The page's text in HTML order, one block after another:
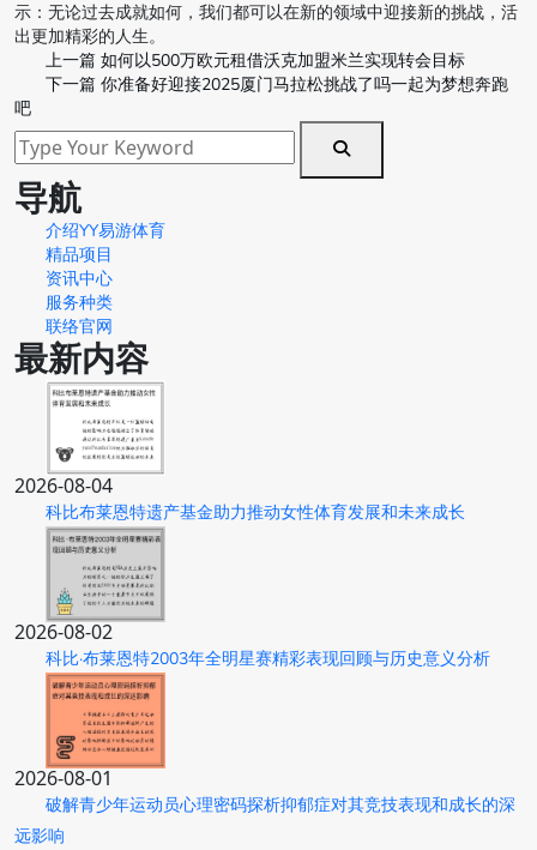
示：无论过去成就如何，我们都可以在新的领域中迎接新的挑战，活
出更加精彩的人生。
上一篇 如何以500万欧元租借沃克加盟米兰实现转会目标
下一篇 你准备好迎接2025厦门马拉松挑战了吗一起为梦想奔跑
吧
导航
介绍YY易游体育
精品项目
资讯中心
服务种类
联络官网
最新内容
2026-08-04
科比布莱恩特遗产基金助力推动女性体育发展和未来成长
2026-08-02
科比·布莱恩特2003年全明星赛精彩表现回顾与历史意义分析
2026-08-01
破解青少年运动员心理密码探析抑郁症对其竞技表现和成长的深
远影响